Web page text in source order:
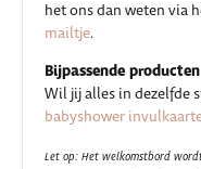
het ons dan weten via
mailtje.
Bijpassende producten
Wil jij alles in dezelfde
babyshower
Let op: Het welkomstbord